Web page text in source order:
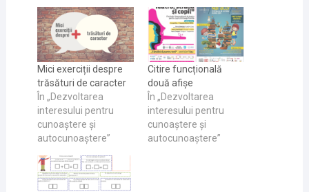
Mici exerciții despre
trăsături de caracter
În „Dezvoltarea
interesului pentru
cunoaştere și
autocunoaştere”
Citire funcțională
două afișe
În „Dezvoltarea
interesului pentru
cunoaştere și
autocunoaştere”